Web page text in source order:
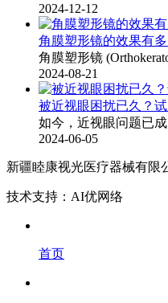
2024-12-12
角膜塑形镜的效果有多
角膜塑形镜
2024-08-21
被近视眼困扰已久？试
如今，近视眼问题已
2024-06-05
新疆睦康视光医疗器械有限
技术支持：AI优网络
首页